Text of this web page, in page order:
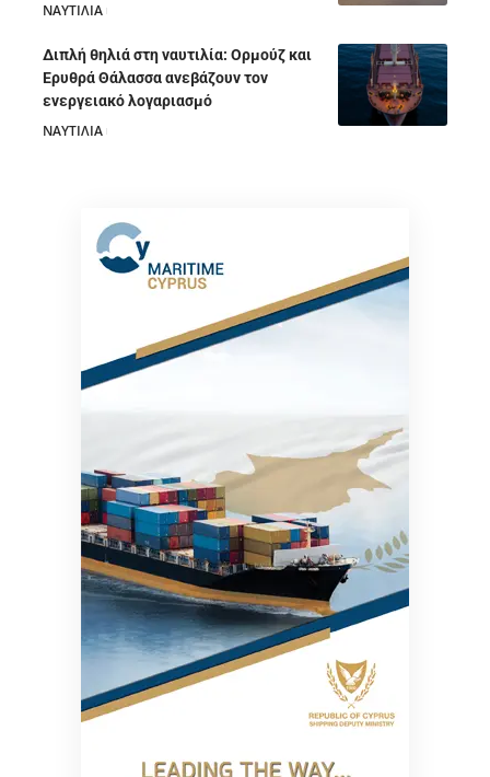
ΝΑΥΤΙΛΙΑ
Διπλή θηλιά στη ναυτιλία: Ορμούζ και
Ερυθρά Θάλασσα ανεβάζουν τον
ενεργειακό λογαριασμό
ΝΑΥΤΙΛΙΑ